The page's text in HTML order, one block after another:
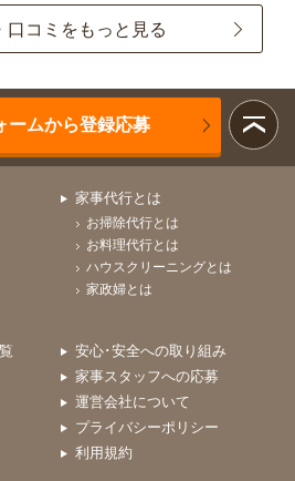
口コミをもっと見る
ームから登録応募
家事代行とは
お掃除代行とは
お料理代行とは
ハウスクリーニングとは
家政婦とは
安心･安全への取り組み
家事スタッフへの応募
運営会社について
プライバシーポリシー
利用規約